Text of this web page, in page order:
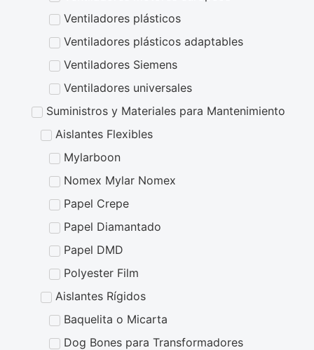
Ventiladores plásticos
Ventiladores plásticos adaptables
Ventiladores Siemens
Ventiladores universales
Suministros y Materiales para Mantenimiento
Aislantes Flexibles
Mylarboon
Nomex Mylar Nomex
Papel Crepe
Papel Diamantado
Papel DMD
Polyester Film
Aislantes Rígidos
Baquelita o Micarta
Dog Bones para Transformadores